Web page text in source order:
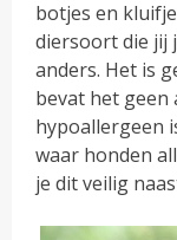
botjes en
diersoort die jij
anders. Het is
bevat het
hypoallergeen
waar honden
je dit veilig